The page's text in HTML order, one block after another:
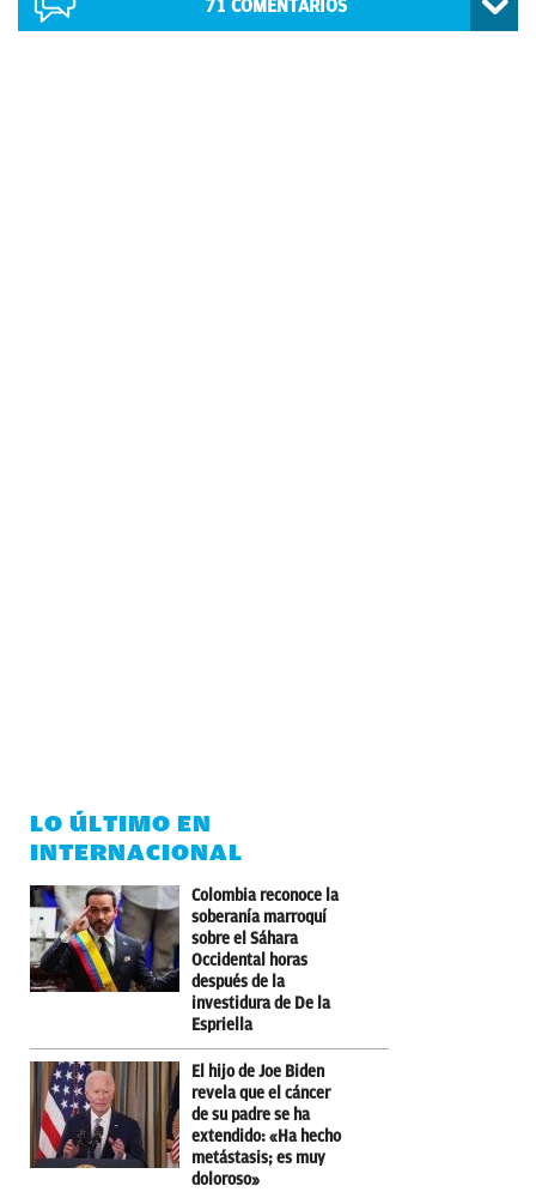
71 COMENTARIOS
LO ÚLTIMO EN
INTERNACIONAL
Colombia reconoce la
soberanía marroquí
sobre el Sáhara
Occidental horas
después de la
investidura de De la
Espriella
El hijo de Joe Biden
revela que el cáncer
de su padre se ha
extendido: «Ha hecho
metástasis; es muy
doloroso»